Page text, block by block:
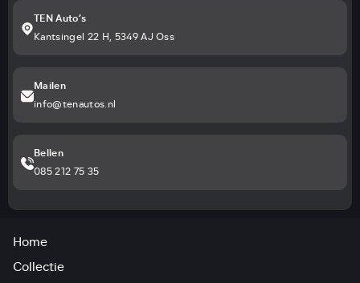
TEN Auto’s
Kantsingel 22 H, 5349 AJ Oss
Mailen
info@tenautos.nl
Bellen
085 212 75 35
Home
Collectie